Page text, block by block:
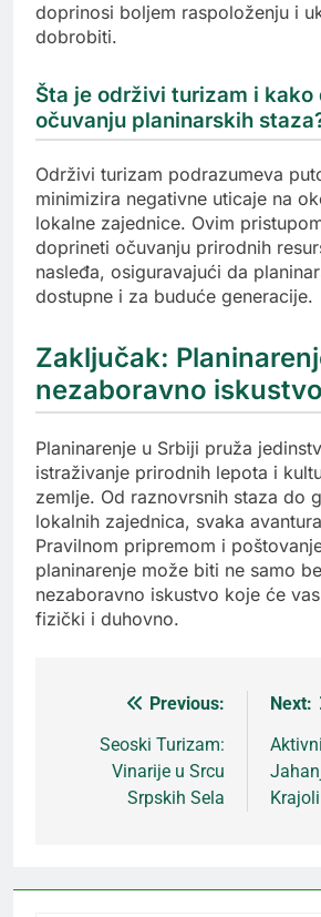
doprinosi boljem raspoloženju i
dobrobiti.
Šta je održivi turizam i kako
očuvanju planinarskih
Održivi turizam podrazumeva
minimizira negativne uticaje na
lokalne zajednice. Ovim
doprineti očuvanju prirodnih
nasleđa, osiguravajući da
dostupne i za buduće generacije.
Zaključak:
nezaboravno iskustvo
Planinarenje u Srbiji pruža
istraživanje prirodnih lepota i
zemlje. Od raznovrsnih staza do
lokalnih zajednica, svaka
Pravilnom pripremom i
planinarenje može biti ne samo
nezaboravno iskustvo koje će
fizički i duhovno.
Кретање
чланка
Previous:
Seoski Turizam:
Vinarije u Srcu
Srpskih Sela
Next: